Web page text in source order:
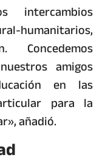
intercambios
humanitarios,
Concedemos
amigos
en las
para la
añadió.